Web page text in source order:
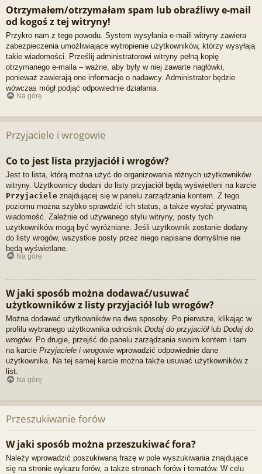
Otrzymałem/otrzymałam spam lub obraźliwy e-mail
od kogoś z tej witryny!
Przykro nam z tego powodu. System wysyłania e-maili witryny zawiera
zabezpieczenia umożliwiające wytropienie użytkowników, którzy wysyłają
takie wiadomości. Prześlij administratorowi witryny pełną kopię
otrzymanego e-maila – ważne, aby były w niej zawarte nagłówki,
ponieważ zawierają one informacje o nadawcy. Administrator będzie
wówczas mógł podjąć odpowiednie działania.
Na górę
Przyjaciele i wrogowie
Co to jest lista przyjaciół i wrogów?
Jest to lista, którą można użyć do organizowania różnych użytkowników
witryny. Użytkownicy dodani do listy przyjaciół będą wyświetleni na karcie
Przyjaciele znajdującej się w panelu zarządzania kontem. Z tego
poziomu można szybko sprawdzić ich status, a także wysłać prywatną
wiadomość. Zależnie od używanego stylu witryny, posty tych
użytkowników mogą być wyróżniane. Jeśli użytkownik zostanie dodany
do listy wrogów, wszystkie posty przez niego napisane domyślnie nie
będą wyświetlane.
Na górę
W jaki sposób można dodawać/usuwać
użytkowników z listy przyjaciół lub wrogów?
Można dodawać użytkowników na dwa sposoby. Po pierwsze, klikając w
profilu wybranego użytkownika odnośnik Dodaj do przyjaciół lub Dodaj do
wrogów. Po drugie, przejść do panelu zarządzania swoim kontem i tam
na karcie Przyjaciele i wrogowie wprowadzić odpowiednie dane
użytkownika. Na tej samej karcie można także usuwać użytkowników z
list.
Na górę
Przeszukiwanie forów
W jaki sposób można przeszukiwać fora?
Należy wprowadzić poszukiwaną frazę w pole wyszukiwania znajdujące
się na stronie wykazu forów, a także stronach forów i tematów. W celu